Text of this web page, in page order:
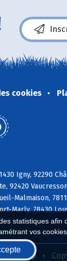
statistiques
vos
cookies
Igny, 92290
92420
Malmaison,
Marly, 78430
Biocoop